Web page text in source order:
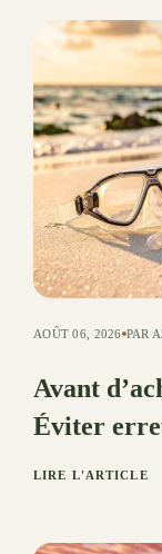
AOÛT 06, 2026 PAR
Avant
Éviter
LIRE L'ARTICLE